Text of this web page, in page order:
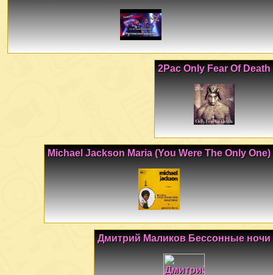
2Pac Only Fear Of Death
Michael Jackson Maria (You Were The Only One)
Дмитрий Маликов Бессонные ночи